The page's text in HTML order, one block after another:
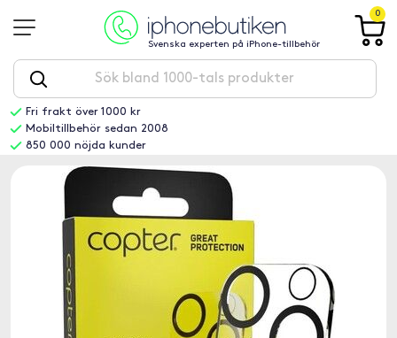
Svenska experten på iPhone-tillbehör
0
Fri frakt över 1000 kr
Mobiltillbehör sedan 2008
850 000 nöjda kunder